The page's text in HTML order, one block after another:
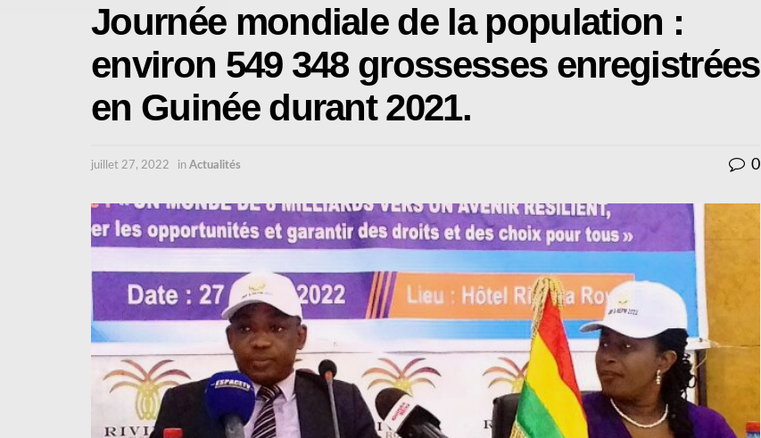
Journée mondiale de la population :
environ 549 348 grossesses enregistrées
en Guinée durant 2021.
juillet 27, 2022 in Actualités 0